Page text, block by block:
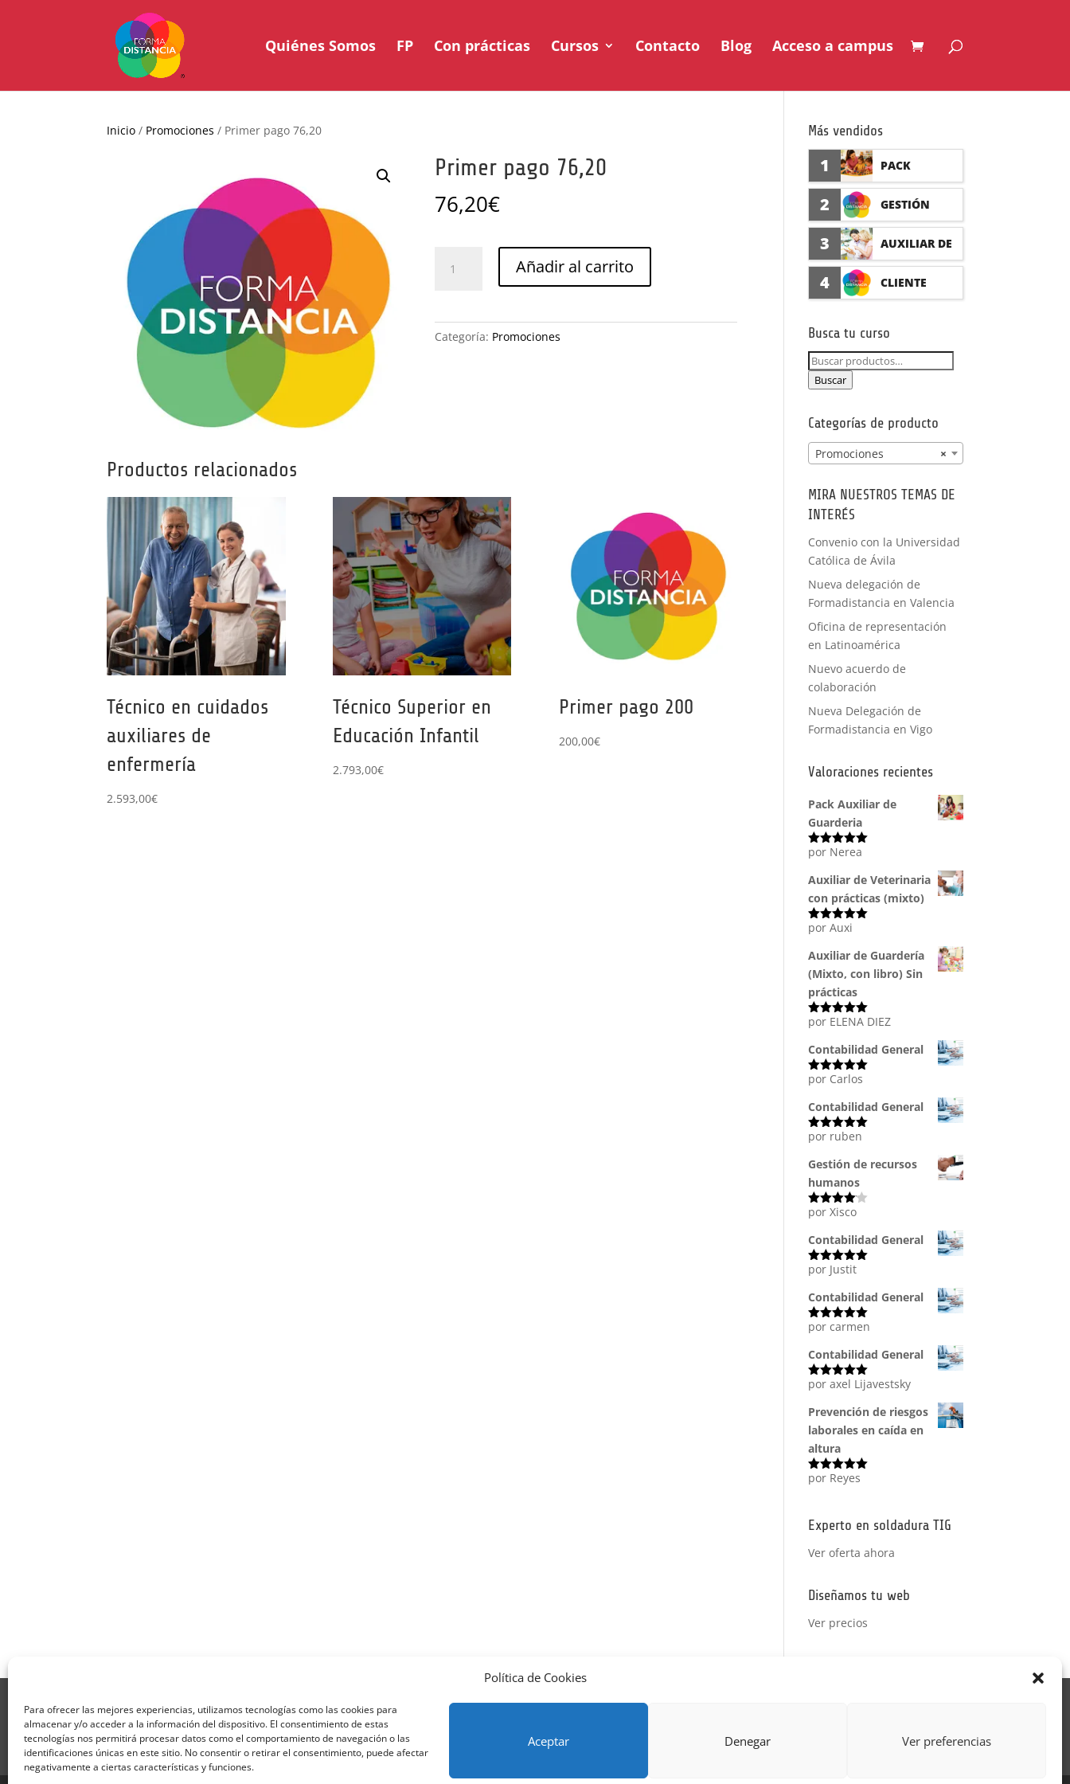
Política de Cookies
Para ofrecer las mejores experiencias, utilizamos tecnologías como las cookies para
almacenar y/o acceder a la información del dispositivo. El consentimiento de estas
tecnologías nos permitirá procesar datos como el comportamiento de navegación o las
identificaciones únicas en este sitio. No consentir o retirar el consentimiento, puede afectar
negativamente a ciertas características y funciones.
Aceptar Denegar Ver preferencias
Quiénes Somos FP Con prácticas Cursos Contacto Blog Acceso a campus
Inicio / Promociones / Primer pago 76,20
Primer pago 76,20
76,20€
pago
Añadir al carrito
Categoría: Promociones
Productos relacionados
Técnico en cuidados
auxiliares de
enfermería
2.593,00€
Técnico Superior en
Educación Infantil
2.793,00€
Primer pago 200
200,00€
Más vendidos
1 PACK
AUXILIAR DE
GUARDERÍA
CON
2 GESTIÓN
SEGURO DE
ACCIDENTES
(PRÁCTICAS
FORMATIVAS)
3 AUXILIAR DE
FARMACIA Y
IA CON
PRÁCTICAS
4 CLIENTE
Busca tu curso
Buscar
por:
Buscar
Categorías de producto
×
Promociones
MIRA NUESTROS TEMAS DE
INTERÉS
Convenio con la Universidad
Católica de Ávila
Nueva delegación de
Formadistancia en Valencia
Oficina de representación
en Latinoamérica
Nuevo acuerdo de
colaboración
Nueva Delegación de
Formadistancia en Vigo
Valoraciones recientes
Pack Auxiliar de
Guarderia
Valorado
por Nerea
Auxiliar de Veterinaria
con prácticas (mixto)
Valorado
por Auxi
Auxiliar de Guardería
(Mixto, con libro) Sin
prácticas
Valorado
por ELENA DIEZ
Contabilidad General
Valorado
por Carlos
Contabilidad General
Valorado
por ruben
Gestión de recursos
humanos
Valorado
5
por Xisco
Contabilidad General
Valorado
por Justit
Contabilidad General
Valorado
por carmen
Contabilidad General
Valorado
por axel Lijavestsky
Prevención de riesgos
laborales en caída en
altura
Valorado
por Reyes
Experto en soldadura TIG
Ver oferta ahora
Diseñamos tu web
Ver precios
Términos y condiciones – Contrato de matrícula
Política de Cookies
Formulario de Datos necesarios para alta
Métodos de pago SEQURA
Formulario de responsabilidad de APPCC
Plantilla formación bonificada Formación Obligatoria según Sector
Formulario uso de imagen
Encuesta
Contacto Centros colaboradores